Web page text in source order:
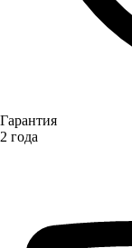
Гарантия
2 года